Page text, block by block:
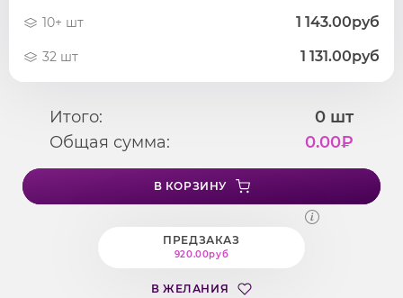
10+ шт 1 143.00руб
32 шт 1 131.00руб
Итого: 0 шт
Общая сумма:
0.00₽
В КОРЗИНУ
ПРЕДЗАКАЗ
920.00руб
В ЖЕЛАНИЯ